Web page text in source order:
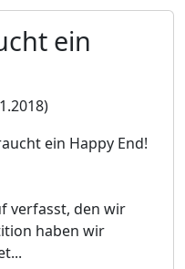
ein
verfasst, den wir
haben wir